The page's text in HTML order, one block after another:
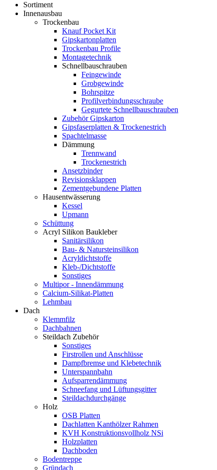
Sortiment
Innenausbau
Trockenbau
Knauf Pocket Kit
Gipskartonplatten
Trockenbau Profile
Montagetechnik
Schnellbauschrauben
Feingewinde
Grobgewinde
Bohrspitze
Profilverbindungsschraube
Gegurtete Schnellbauschrauben
Zubehör Gipskarton
Gipsfaserplatten & Trockenestrich
Spachtelmasse
Dämmung
Trennwand
Trockenestrich
Ansetzbinder
Revisionsklappen
Zementgebundene Platten
Hausentwässerung
Kessel
Upmann
Schüttung
Acryl Silikon Baukleber
Sanitärsilikon
Bau- & Natursteinsilikon
Acryldichtstoffe
Kleb-/Dichtstoffe
Sonstiges
Multipor - Innendämmung
Calcium-Silikat-Platten
Lehmbau
Dach
Klemmfilz
Dachbahnen
Steildach Zubehör
Sonstiges
Firstrollen und Anschlüsse
Dampfbremse und Klebetechnik
Unterspannbahn
Aufsparrendämmung
Schneefang und Lüftungsgitter
Steildachdurchgänge
Holz
OSB Platten
Dachlatten Kanthölzer Rahmen
KVH Konstruktionsvollholz NSi
Holzplatten
Dachboden
Bodentreppe
Gründach